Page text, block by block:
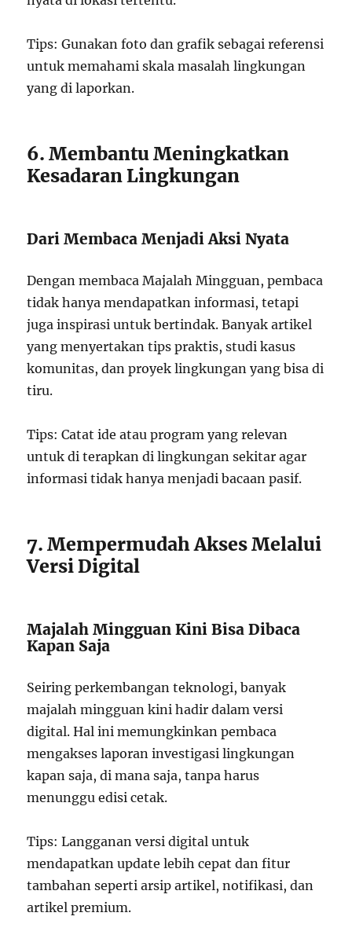
Tips: Gunakan foto dan grafik sebagai referensi
untuk memahami skala masalah lingkungan
yang di laporkan.
6. Membantu Meningkatkan
Kesadaran Lingkungan
Dari Membaca Menjadi Aksi Nyata
Dengan membaca Majalah Mingguan, pembaca
tidak hanya mendapatkan informasi, tetapi
juga inspirasi untuk bertindak. Banyak artikel
yang menyertakan tips praktis, studi kasus
komunitas, dan proyek lingkungan yang bisa di
tiru.
Tips: Catat ide atau program yang relevan
untuk di terapkan di lingkungan sekitar agar
informasi tidak hanya menjadi bacaan pasif.
7. Mempermudah Akses Melalui
Versi Digital
Majalah Mingguan Kini Bisa Dibaca
Kapan Saja
Seiring perkembangan teknologi, banyak
majalah mingguan kini hadir dalam versi
digital. Hal ini memungkinkan pembaca
mengakses laporan investigasi lingkungan
kapan saja, di mana saja, tanpa harus
menunggu edisi cetak.
Tips: Langganan versi digital untuk
mendapatkan update lebih cepat dan fitur
tambahan seperti arsip artikel, notifikasi, dan
artikel premium.